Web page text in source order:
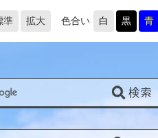
準 拡大 色合い 白 黒 青